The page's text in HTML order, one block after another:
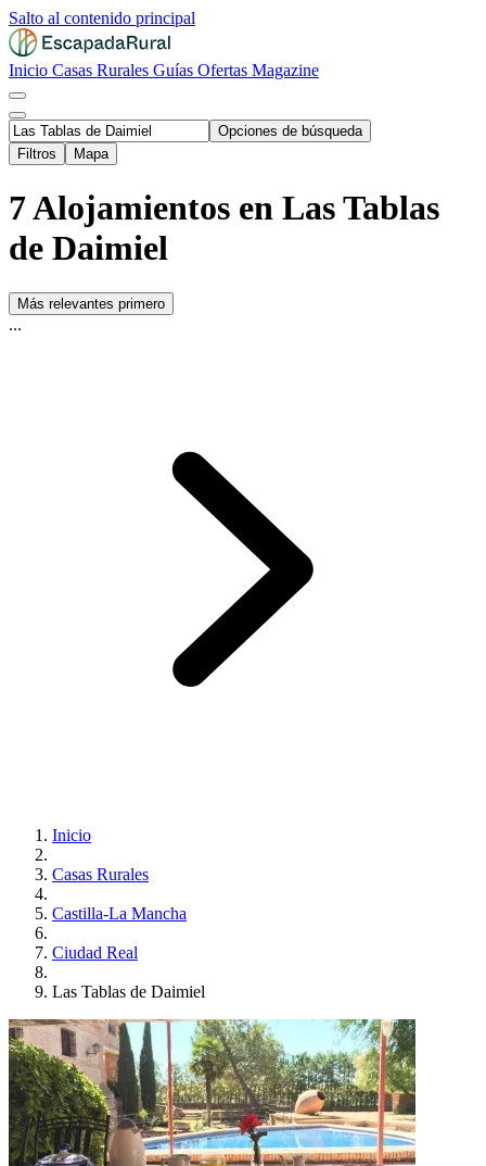
Salto al contenido principal
Inicio Casas Rurales Guías Ofertas Magazine
Opciones de búsqueda
Filtros
Mapa
7 Alojamientos en Las Tablas
de Daimiel
Más relevantes primero
...
Inicio
Casas Rurales
Castilla-La Mancha
Ciudad Real
Las Tablas de Daimiel